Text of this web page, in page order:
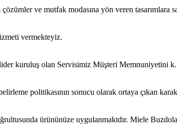
ve mutfak modasına yön veren tasarımlara
vermekteyiz.
kuruluş olan Servisimiz Müşteri Memnuniyetini
politikasının sonucu olarak ortaya çıkan
ürününüze uygulanmaktdır. Miele